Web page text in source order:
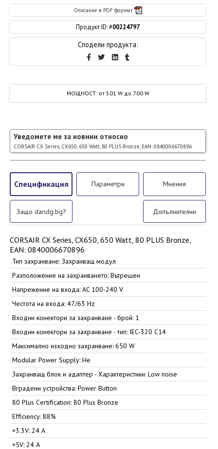
МОЩНОСТ: от 501 W до 700 W
Описание в PDF формат
Продукт ID: #00224797
Сподели продукта:
Уведомете ме за новини относно
CORSAIR CX Series, CX650, 650 Watt, 80 PLUS Bronze, EAN: 0840006670896
Спецификация Параметри Мнения
Защо dandg.bg? Допълнителни
CORSAIR CX Series, CX650, 650 Watt, 80 PLUS Bronze,
EAN: 0840006670896
Тип захранване: Захранващ модул
Разположение на захранването: Вътрешен
Напрежение на входа: AC 100-240 V
Честота на входа: 47/63 Hz
Входни конектори за захранване - брой: 1
Входни конектори за захранване - тип: IEC-320 C14
Максимално изходно захранване: 650 W
Modular Power Supply: Не
Захранващ блок и адаптер - Характеристики: Low noise
Вградени устройства: Power Button
80 Plus Certification: 80 Plus Bronze
Efficiency: 88%
+3.3V: 24 A
+5V: 24 A